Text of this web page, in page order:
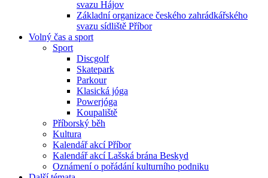
svazu Hájov
Základní organizace českého zahrádkářského
svazu sídliště Příbor
Volný čas a sport
Sport
Discgolf
Skatepark
Parkour
Klasická jóga
Powerjóga
Koupaliště
Příborský běh
Kultura
Kalendář akcí Příbor
Kalendář akcí Lašská brána Beskyd
Oznámení o pořádání kulturního podniku